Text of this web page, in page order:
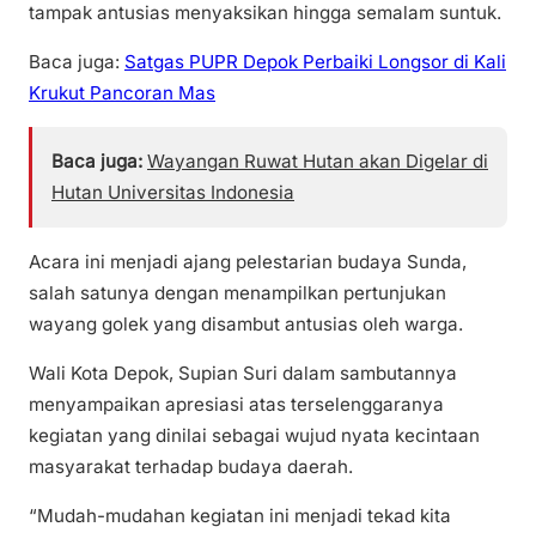
tampak antusias menyaksikan hingga semalam suntuk.
Baca juga: Satgas PUPR Depok Perbaiki Longsor di Kali
Krukut Pancoran Mas
Baca juga: Wayangan Ruwat Hutan akan Digelar di
Hutan Universitas Indonesia
Acara ini menjadi ajang pelestarian budaya Sunda,
salah satunya dengan menampilkan pertunjukan
wayang golek yang disambut antusias oleh warga.
Wali Kota Depok, Supian Suri dalam sambutannya
menyampaikan apresiasi atas terselenggaranya
kegiatan yang dinilai sebagai wujud nyata kecintaan
masyarakat terhadap budaya daerah.
“Mudah-mudahan kegiatan ini menjadi tekad kita